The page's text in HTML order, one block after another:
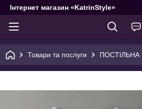
Інтернет магазин «KatrinStyle»
Товари та послуги ПОСТІЛЬНА